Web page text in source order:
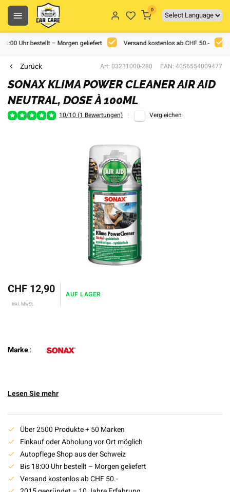
0
Uhr bestellt – Morgen geliefert Versand kostenlos ab CHF 50.-
Zurück Art: 03231000-280 EAN: 4056554009477
SONAX KLIMA POWER CLEANER AIR AID
NEUTRAL, DOSE À 100ML
10/10 (1 Bewertungen) Vergleichen
CHF 12,90
Inkl. MwSt.
AUF LAGER
Marke:
Lesen Sie mehr
Über 2500 Produkte + 50 Marken
Einkauf oder Abholung vor Ort möglich
Autopflege Shop aus der Schweiz
Bis 18:00 Uhr bestellt – Morgen geliefert
Versand kostenlos ab CHF 50.-